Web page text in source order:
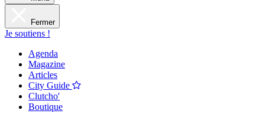
Fermer
Je soutiens !
Agenda
Magazine
Articles
City Guide
Clutcho'
Boutique